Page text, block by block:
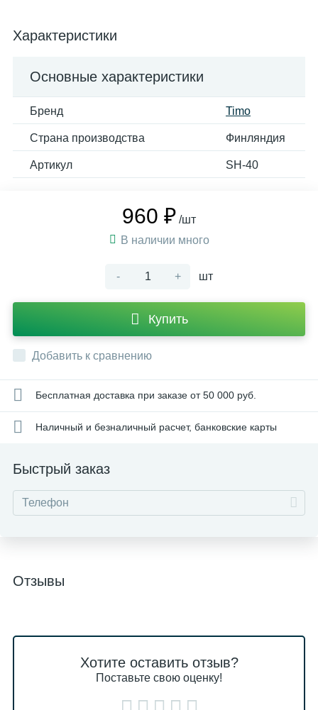
Характеристики
Основные характеристики
Бренд Timo
Страна производства Финляндия
Артикул SH-40
960 ₽ /шт
В наличии много
- + шт
Купить
Добавить к сравнению
Бесплатная доставка при заказе от 50 000 руб.
Наличный и безналичный расчет, банковские карты
Быстрый заказ
Отзывы
Хотите оставить отзыв?
Поставьте свою оценку!